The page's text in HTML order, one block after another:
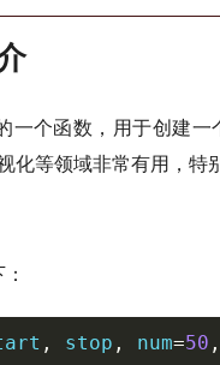
一个函数，用于创建
化等领域非常有用，特
, stop , num=50 ,